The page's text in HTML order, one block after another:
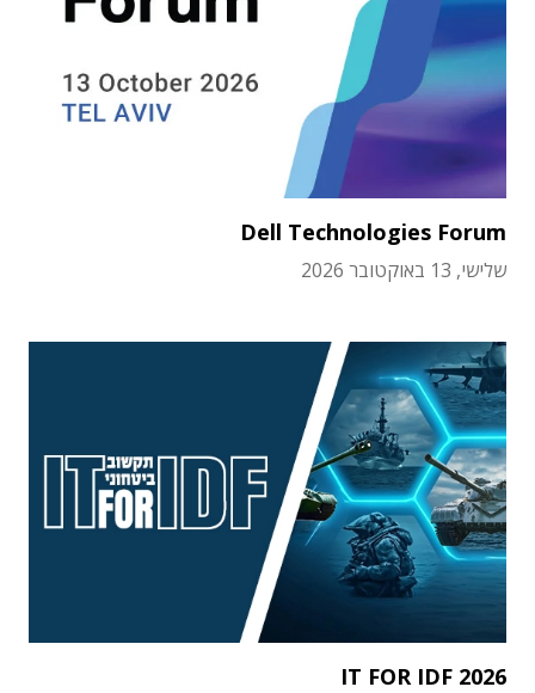
Dell Technologies Forum
שלישי, 13 באוקטובר 2026
IT FOR IDF 2026